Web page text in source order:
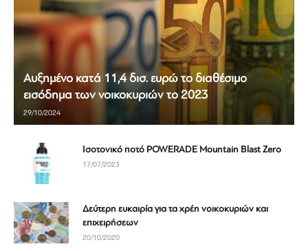
Αυξημένο κατά 11,4 δισ. ευρώ το διαθέσιμο
εισόδημα των νοικοκυριών το 2023
29/10/2024
Ισοτονικό ποτό POWERADE Mountain Blast Zero
17/07/2023
Δεύτερη ευκαιρία για τα χρέη νοικοκυριών και
επιχειρήσεων
20/10/2020